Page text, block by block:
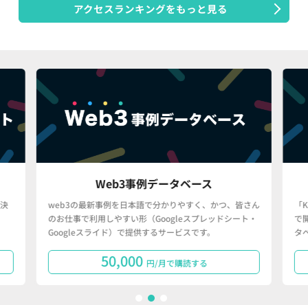
アクセスランキングをもっと見る
Web3事例データベース
web3の最新事例を日本語で分かりやすく、かつ、皆さん
のお仕事で利用しやすい形（Googleスプレッドシート・
Googleスライド）で提供するサービスです。
50,000 円/月で購読する
で
タ